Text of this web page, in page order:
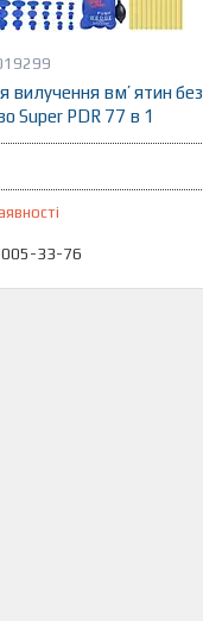
вилучення вм’ ятин без
Super PDR 77 в 1
005-33-76